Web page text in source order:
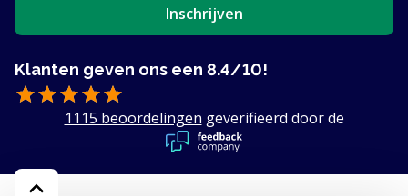
Inschrijven
Klanten geven ons een 8.4/10!
1115 beoordelingen geverifieerd door de